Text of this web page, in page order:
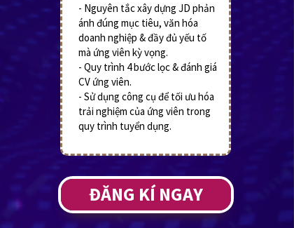
ĐĂNG KÍ NGAY
- Nguyên tắc xây dựng JD phản
ánh đúng mục tiêu, văn hóa
doanh nghiệp & đầy đủ yếu tố
mà ứng viên kỳ vọng.
- Quy trình 4 bước lọc & đánh giá
CV ứng viên.
- Sử dụng công cụ để tối ưu hóa
trải nghiệm của ứng viên trong
quy trình tuyển dụng.